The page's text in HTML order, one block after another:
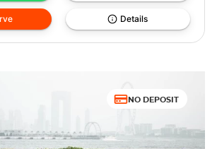
Details
NO DEPOSIT